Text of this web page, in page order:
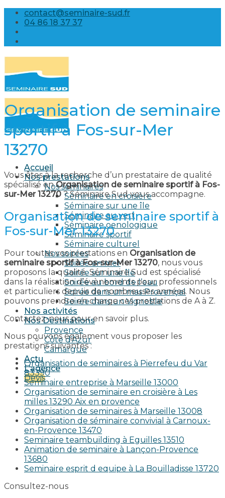
Skip
content
contact@seminaire-sud.fr
04 86 18 37 37
Accueil
Nos prestations
Nos séminaires
Séminaire en croisière
Séminaire sur une île
Séminaire au vert
Séminaire oenologique
Séminaire sportif
Séminaire culturel
Nos soirées
Soirée en mer
Soirée sur une île
Soirée au bord de l’eau
Soirée dans un mas Provençal
Soirée dans un Vignoble
Nos activités
Nos Destinations
Provence
Côte d’Azur
Camargue
Actu
L’agence
Devis
Organisation de seminaire
sportif à Fos-sur-Mer
13270
Vous êtes à la recherche d’un prestataire de qualité
spécialisé enOrganisation de seminaire sportif à Fos-
sur-Mer 13270 ? Séminaire Sud vous accompagne.
Organisation de seminaire sportif à
Fos-sur-Mer 13270
Pour toutes vos prestations en Organisation de
seminaire sportif à Fos-sur-Mer 13270, nous vous
proposons la qualité. Séminaire Sud est spécialisé
dans la réalisation d’évènements pour professionnels
et particuliers depuis de nombreuses années. Nous
pouvons prendre en charge ces prestations de A à Z.
Contactez-nous pour en savoir plus.
Nous pouvons également vous proposer les
prestations suivantes :
Organisation de seminaires à Pierrefeu du Var
83390
Seminaire entreprise à Marseille 13000
Organisation de seminaire en croisière à Les
milles 13290 Aix en provence​
Organisation de seminaires à Marseille 13008
Organisation de séminaire convivial à Carnoux-
en-Provence 13470
Seminaire teambuilding à Eguilles 13510
Animation de seminaire à Lançon-Provence
13680
Seminaire esprit d equipe à La Bouilladisse 13720
Consultez-nous